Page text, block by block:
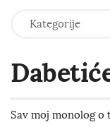
Kategorije
Sav moj monolog o